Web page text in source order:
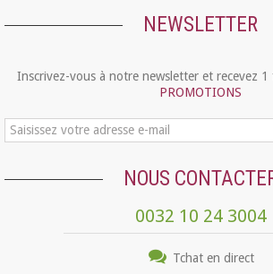
NEWSLETTER
Inscrivez-vous à notre newsletter et recevez 1
PROMOTIONS
NOUS
0032 10 24 3004
Tchat en direct